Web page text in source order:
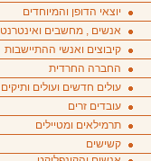
יוצאי הדופן והמיוחדים
אנשים , מחשבים ואינטרנט
קיבוצים ואנשי ההתיישבות
החברה החרדית
עולים חדשים ועולים ותיקים
עובדים זרים
תרמילאים ומטיילים
קשישים